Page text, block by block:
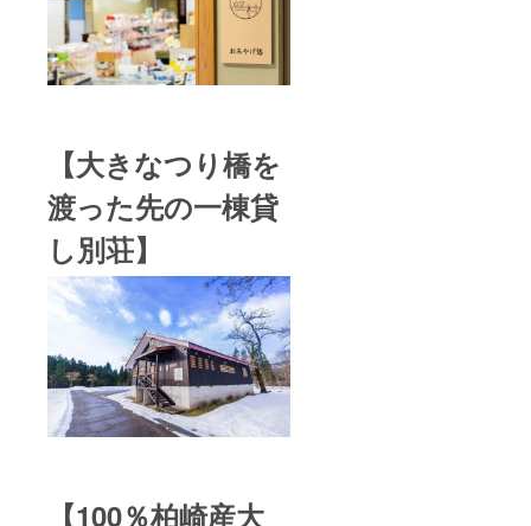
【大きなつり橋を
渡った先の一棟貸
し別荘】
【100％柏崎産大